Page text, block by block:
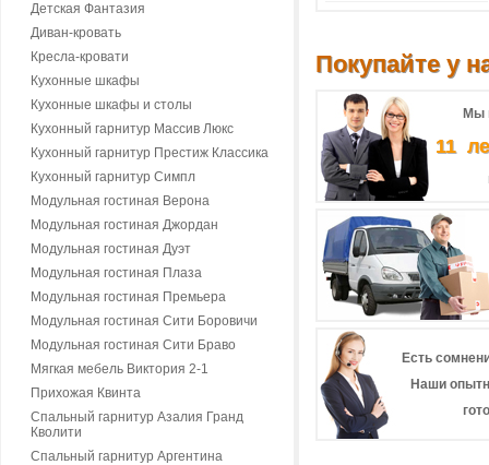
Детская Фантазия
Диван-кровать
Кресла-кровати
Кухонные шкафы
Кухонные шкафы и столы
Кухонный гарнитур Массив Люкс
Кухонный гарнитур Престиж Классика
Кухонный гарнитур Симпл
Модульная гостиная Верона
Модульная гостиная Джордан
Модульная гостиная Дуэт
Модульная гостиная Плаза
Модульная гостиная Премьера
Модульная гостиная Сити Боровичи
Модульная гостиная Сити Браво
Мягкая мебель Виктория 2-1
Прихожая Квинта
Спальный гарнитур Азалия Гранд
Кволити
Спальный гарнитур Аргентина
Покупайте у
Мы
11
Есть
Наши